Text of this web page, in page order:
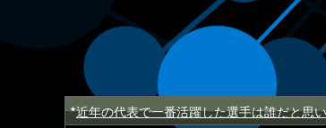
★近年の代表で一番活躍した選手は誰だと思